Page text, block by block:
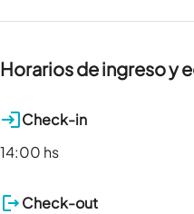
Horarios de ingreso y
Check-in
14:00 hs
Check-out